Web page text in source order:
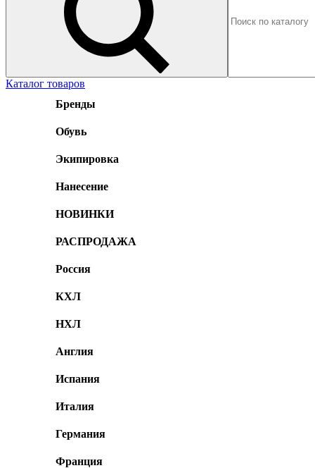
Каталог товаров
Бренды
Обувь
Экипировка
Нанесение
НОВИНКИ
РАСПРОДАЖА
Россия
КХЛ
НХЛ
Англия
Испания
Италия
Германия
Франция